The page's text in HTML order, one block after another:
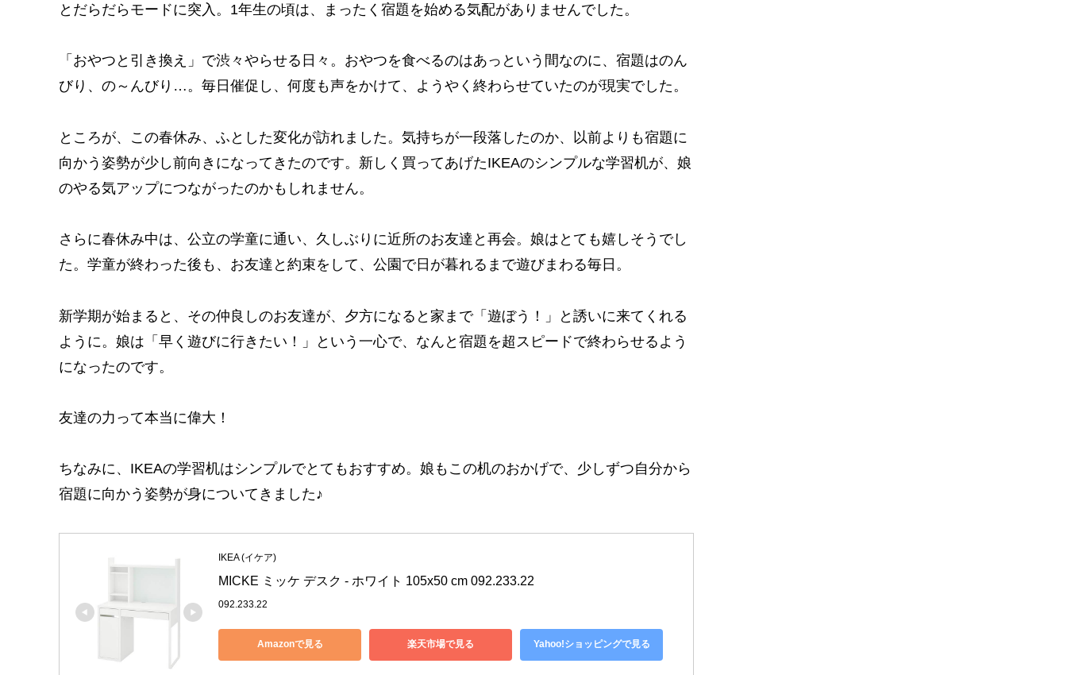
とだらだらモードに突入。1年生の頃は、まったく宿題を始める気配がありませんでした。
「おやつと引き換え」で渋々やらせる日々。おやつを食べるのはあっという間なのに、宿題はのん
びり、の～んびり…。毎日催促し、何度も声をかけて、ようやく終わらせていたのが現実でした。
ところが、この春休み、ふとした変化が訪れました。気持ちが一段落したのか、以前よりも宿題に
向かう姿勢が少し前向きになってきたのです。新しく買ってあげたIKEAのシンプルな学習机が、娘
のやる気アップにつながったのかもしれません。
さらに春休み中は、公立の学童に通い、久しぶりに近所のお友達と再会。娘はとても嬉しそうでし
た。学童が終わった後も、お友達と約束をして、公園で日が暮れるまで遊びまわる毎日。
新学期が始まると、その仲良しのお友達が、夕方になると家まで「遊ぼう！」と誘いに来てくれる
ように。娘は「早く遊びに行きたい！」という一心で、なんと宿題を超スピードで終わらせるよう
になったのです。
友達の力って本当に偉大！
ちなみに、IKEAの学習机はシンプルでとてもおすすめ。娘もこの机のおかげで、少しずつ自分から
宿題に向かう姿勢が身についてきました♪
IKEA (イケア)
MICKE ミッケ デスク - ホワイト 105x50 cm 092.233.22
092.233.22
Amazonで見る 楽天市場で見る Yahoo!ショッピングで見る